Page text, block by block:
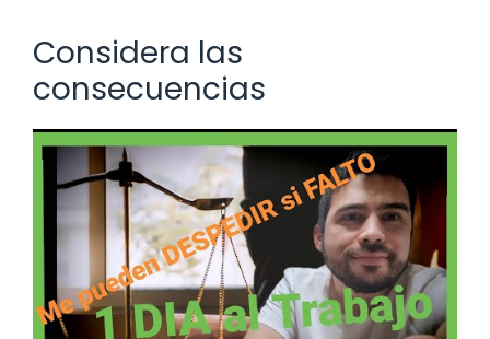
Considera las
consecuencias